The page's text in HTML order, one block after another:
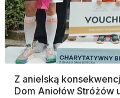
Z anielską
Dom Aniołów